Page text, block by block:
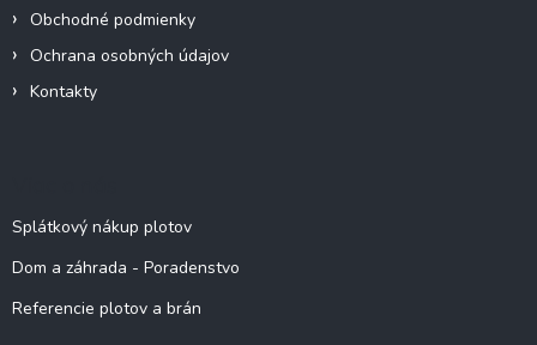
Obchodné podmienky
Ochrana osobných údajov
Kontakty
Splátkový nákup plotov
Dom a záhrada - Poradenstvo
Referencie plotov a brán